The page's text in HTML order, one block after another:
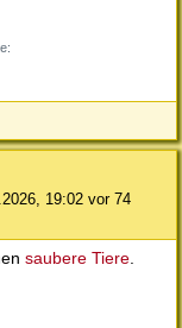
19:02 vor 74
saubere Tiere